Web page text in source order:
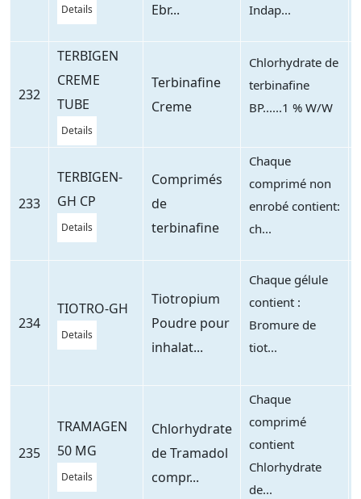
Details
Ebr...
Indap...
232
TERBIGEN
CREME
TUBE
Details
Terbinafine
Creme
Chlorhydrate de
terbinafine
BP......1 % W/W
233
TERBIGEN-
GH CP
Details
Comprimés
de
terbinafine
Chaque
comprimé non
enrobé contient:
ch...
234
TIOTRO-GH
Details
Tiotropium
Poudre pour
inhalat...
Chaque gélule
contient :
Bromure de
tiot...
235
TRAMAGEN
50 MG
Details
Chlorhydrate
de Tramadol
compr...
Chaque
comprimé
contient
Chlorhydrate
de...